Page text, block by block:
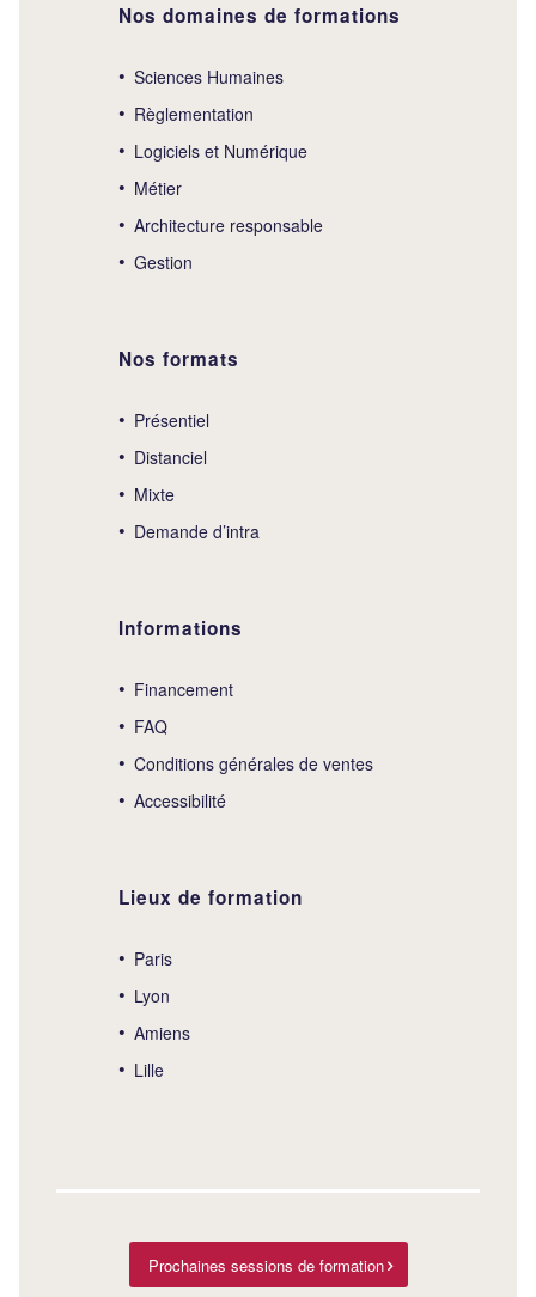
Nos domaines de formations
Sciences Humaines
Règlementation
Logiciels et Numérique
Métier
Architecture responsable
Gestion
Nos formats
Présentiel
Distanciel
Mixte
Demande d’intra
Informations
Financement
FAQ
Conditions générales de ventes
Accessibilité
Lieux de formation
Paris
Lyon
Amiens
Lille
Prochaines sessions de formation